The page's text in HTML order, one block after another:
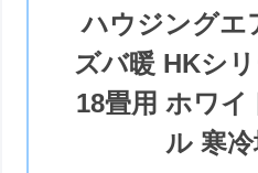
ハウジングエ
ズバ暖 HKシ
18畳用 ホワイ
ル 寒